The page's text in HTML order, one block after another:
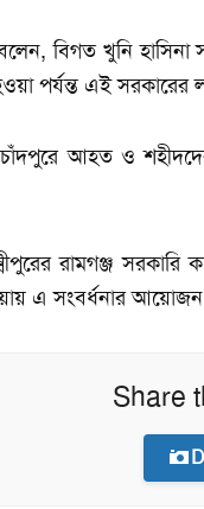
বিগত খুনি হাসিনা
পর্যন্ত এই সরকারের
আহত ও
রামগঞ্জ
এ সংবর্ধনার
Share